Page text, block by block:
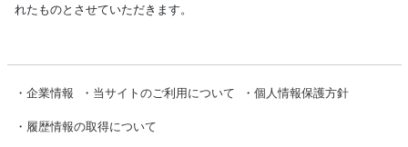
れたものとさせていただきます。
・ 企業情報 ・ 当サイトのご利用について ・ 個人情報保護方針
・ 履歴情報の取得について